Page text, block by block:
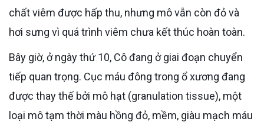
chất viêm được hấp thu, nhưng mô vẫn còn đỏ và
hơi sưng vì quá trình viêm chưa kết thúc hoàn toàn.
Bây giờ, ở ngày thứ 10, Cô đang ở giai đoạn chuyển
tiếp quan trọng. Cục máu đông trong ổ xương đang
được thay thế bởi mô hạt (granulation tissue), một
loại mô tạm thời màu hồng đỏ, mềm, giàu mạch máu